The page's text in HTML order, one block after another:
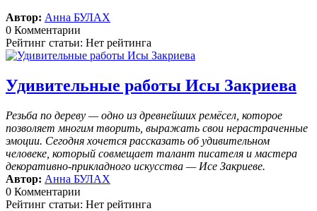
Автор: Анна БУЛАХ
0 Комментарии
Рейтинг статьи: Нет рейтинга
Удивительные работы Исы Закриева
Резьба по дереву — одно из древнейших ремёсел, которое
позволяет многим творить, выражать свои нерастраченные
эмоции. Сегодня хочется рассказать об удивительном
человеке, который совмещает талант писателя и мастера
декоративно-прикладного искусства — Исе Закриеве.
Автор: Анна БУЛАХ
0 Комментарии
Рейтинг статьи: Нет рейтинга